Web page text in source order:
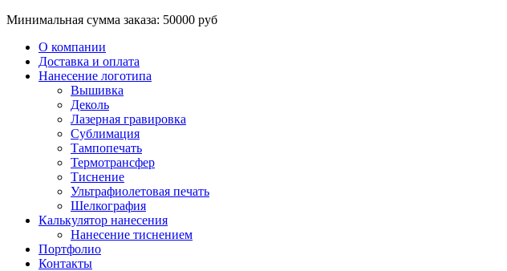
Минимальная сумма заказа: 50000 руб
О компании
Доставка и оплата
Нанесение логотипа
Вышивка
Деколь
Лазерная гравировка
Сублимация
Тампопечать
Термотрансфер
Тиснение
Ультрафиолетовая печать
Шелкография
Калькулятор нанесения
Нанесение тиснением
Портфолио
Контакты